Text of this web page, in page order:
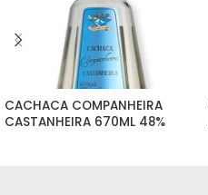
CACHACA COMPANHEIRA
CASTANHEIRA 670ML 48%